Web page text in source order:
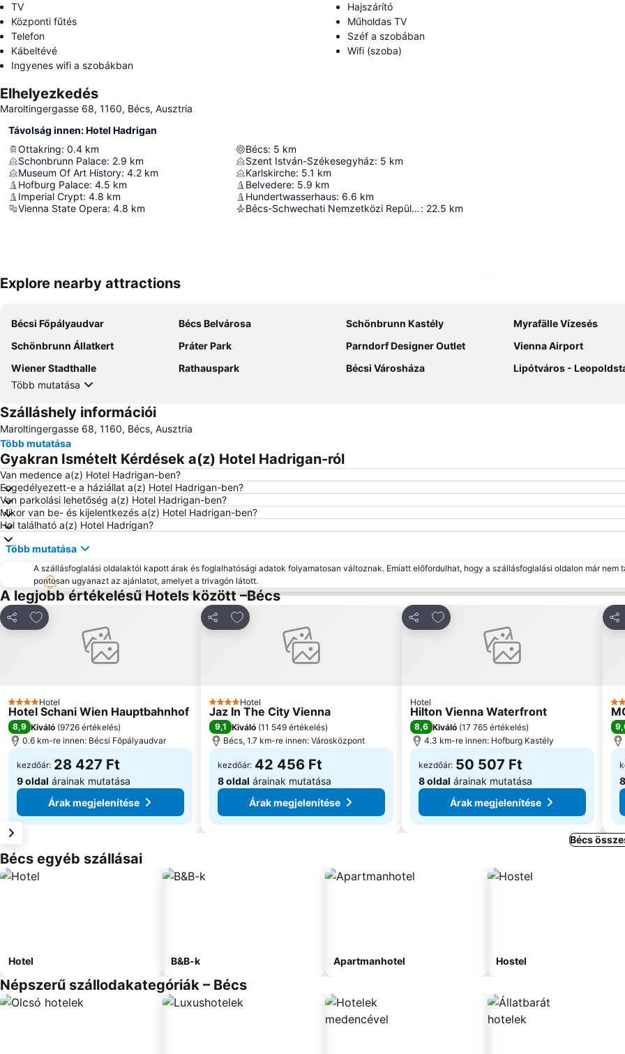
TV
Hajszárító
Központi fűtés
Műholdas TV
Telefon
Széf a szobában
Kábeltévé
Wifi (szoba)
Ingyenes wifi a szobákban
Elhelyezkedés
Maroltingergasse 68, 1160, Bécs, Ausztria
Távolság innen: Hotel Hadrigan
Ottakring: 0.4 km
Schonbrunn Palace: 2.9 km
Museum Of Art History: 4.2 km
Hofburg Palace: 4.5 km
Imperial Crypt: 4.8 km
Vienna State Opera: 4.8 km
Bécs: 5 km
Szent István-Székesegyház: 5 km
Karlskirche: 5.1 km
Belvedere: 5.9 km
Hundertwasserhaus: 6.6 km
Bécs-Schwechati Nemzetközi Repülőtér: 22.5 km
Explore nearby attractions
Bécsi Főpályaudvar Bécs Belvárosa Schönbrunn Kastély
Myrafälle Vízesés
Schönbrunn Állatkert
Práter Park Parndorf Designer Outlet
Vienna Airport
Wiener Stadthalle
Rathauspark Bécsi Városháza
Lipótváros -
Több mutatása
Szálláshely információi
Maroltingergasse 68, 1160, Bécs, Ausztria
Több mutatása
Gyakran Ismételt Kérdések a(z) Hotel Hadrigan-ról
Van medence a(z) Hotel Hadrigan-ben?
Engedélyezett-e a háziállat a(z) Hotel Hadrigan-ben?
Van parkolási lehetőség a(z) Hotel Hadrigan-ben?
Mikor van be- és kijelentkezés a(z) Hotel Hadrigan-ben?
Hol található a(z) Hotel Hadrigan?
Több mutatása
A szállásfoglalási oldalaktól kapott árak és foglalhatósági adatok folyamatosan változnak. Emiatt előfordulhat, hogy a szállásfoglalási oldalon már nem
pontosan ugyanazt az ajánlatot, amelyet a trivagón látott.
A legjobb értékelésű Hotels között –Bécs
Megosztás
Hozzáadás a kedvencekhez
4 Kategória
Hotel
Hotel Schani Wien Hauptbahnhof
8,9 Kiváló (9726 értékelés)
0.6 km-re innen: Bécsi Főpályaudvar
kezdőár: 28 427 Ft
9 oldal árainak mutatása
Árak megjelenítése
Megosztás
Hozzáadás a kedvencekhez
4 Kategória
Hotel
Jaz In The City Vienna
9,1 Kiváló (11 549 értékelés)
Bécs, 1.7 km-re innen: Városközpont
kezdőár: 42 456 Ft
8 oldal árainak mutatása
Árak megjelenítése
Megosztás
Hozzáadás a kedvencekhez
Hotel
Hilton Vienna Waterfront
8,6 Kiváló (17 765 értékelés)
4.3 km-re innen: Hofburg Kastély
kezdőár: 50 507 Ft
8 oldal árainak mutatása
Árak megjelenítése
4
Bécs
Bécs egyéb szállásai
Hotel B&B-k Apartmanhotel Hostel
Népszerű szállodakategóriák – Bécs